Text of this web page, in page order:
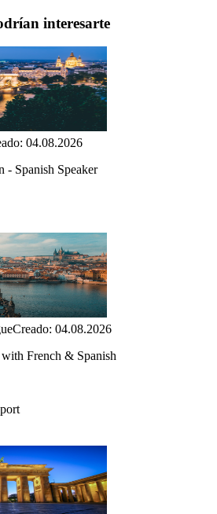
interesarte
04.08.2026
- Spanish Speaker
Creado: 04.08.2026
French & Spanish